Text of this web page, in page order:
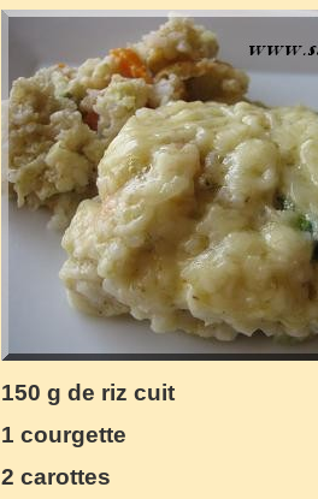
150 g de riz cuit
1 courgette
2 carottes